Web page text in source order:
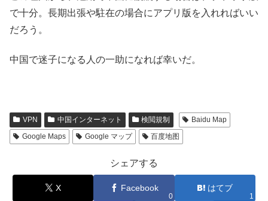
で十分。長期出張や駐在の場合にアプリ版を入れればいい
だろう。
中国で迷子になる人の一助になれば幸いだ。
VPN 中国インターネット 検閲規制
Baidu Map
Google Maps
Google マップ 百度地图
シェアする
X Facebook
0
はてブ
1